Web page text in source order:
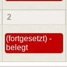
2
(fortgesetzt) -
belegt